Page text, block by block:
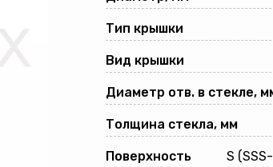
Тип крышки
Вид крышки
Диаметр отв. в стекле,
Толщина стекла, мм
Поверхность S